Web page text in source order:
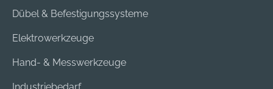
Dübel & Befestigungssysteme
Elektrowerkzeuge
Hand- & Messwerkzeuge